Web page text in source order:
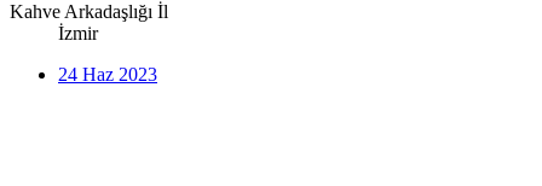
Kahve Arkadaşlığı İl
İzmir
24 Haz 2023